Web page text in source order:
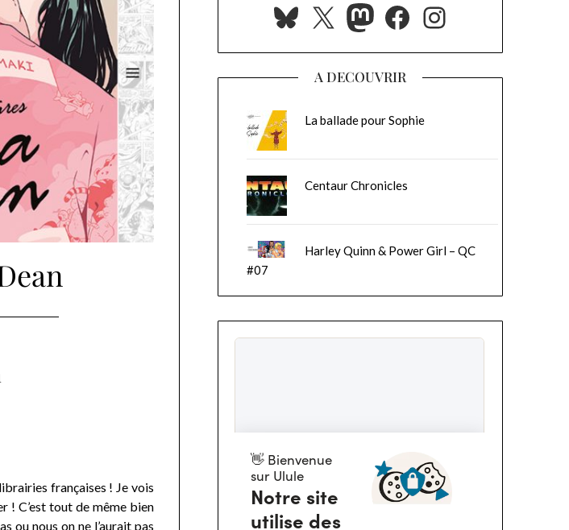
françaises ! Je vois
! C’est tout de même bien
ou nous on ne l’aurait pas
Bluesky
X Mastodon
Facebook
Instagram
A DECOUVRIR
La ballade pour Sophie
Centaur Chronicles
Harley Quinn & Power Girl – QC
#07